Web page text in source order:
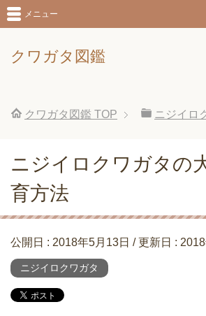
クワガタ図鑑
メニュー
クワガタ図鑑 TOP ニジイロ
ニジイロクワガタの
育方法
公開日 : 2018年5月13日 / 更新日 :
ニジイロクワガタ